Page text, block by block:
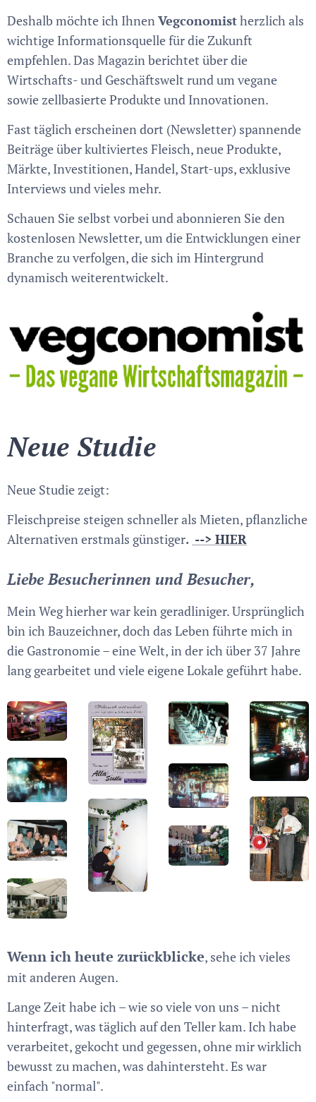
Deshalb möchte ich IhnenVegconomistherzlich als
wichtige Informationsquelle für die Zukunft
empfehlen. Das Magazin berichtet über die
Wirtschafts- und Geschäftswelt rund um vegane
sowie zellbasierte Produkte und Innovationen.
Fast täglich erscheinen dort (Newsletter) spannende
Beiträge über kultiviertes Fleisch, neue Produkte,
Märkte, Investitionen, Handel, Start-ups, exklusive
Interviews und vieles mehr.
Schauen Sie selbst vorbei und abonnieren Sie den
kostenlosen Newsletter, um die Entwicklungen einer
Branche zu verfolgen, die sich im Hintergrund
dynamisch weiterentwickelt.
Neue Studie
Neue Studie zeigt:
Fleischpreise steigen schneller als Mieten, pflanzliche
Alternativen erstmals günstiger. --> HIER
Liebe Besucherinnen und Besucher,
Mein Weg hierher war kein geradliniger. Ursprünglich
bin ich Bauzeichner, doch das Leben führte mich in
die Gastronomie – eine Welt, in der ich über 37 Jahre
lang gearbeitet und viele eigene Lokale geführt habe.
Wenn ich heute zurückblicke, sehe ich vieles
mit anderen Augen.
Lange Zeit habe ich – wie so viele von uns – nicht
hinterfragt, was täglich auf den Teller kam. Ich habe
verarbeitet, gekocht und gegessen, ohne mir wirklich
bewusst zu machen, was dahintersteht. Es war
einfach "normal".